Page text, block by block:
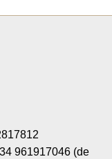
961917046 (de